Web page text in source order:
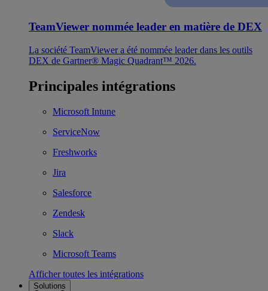
TeamViewer nommée leader en matière de DEX
La société TeamViewer a été nommée leader dans les outils
DEX de Gartner® Magic Quadrant™ 2026.
Principales intégrations
Microsoft Intune
ServiceNow
Freshworks
Jira
Salesforce
Zendesk
Slack
Microsoft Teams
Afficher toutes les intégrations
Solutions